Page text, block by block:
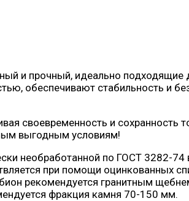
и прочный, идеально подходящие
обеспечивают стабильность и
своевременность и сохранность
выгодным условиям!
необработанной по ГОСТ 3282-74
при помощи оцинкованных
рекомендуется гранитным
фракция камня 70-150 мм.